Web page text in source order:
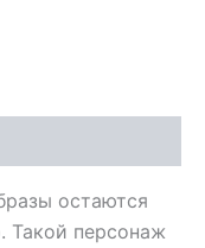
остаются
Такой персонаж